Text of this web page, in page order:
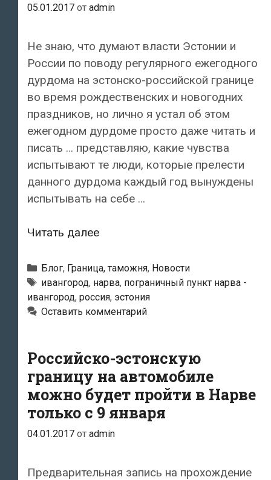
05.01.2017 от admin
Не знаю, что думают власти Эстонии и
России по поводу регулярного ежегодного
дурдома на эстонско-российской границе
во время рождественских и новогодних
праздников, но лично я устал об этом
ежегодном дурдоме просто даже читать и
писать … представляю, какие чувства
испытывают те люди, которые прелести
данного дурдома каждый год вынуждены
испытывать на себе …
Читать далееНа
пунктах
Эстонии
на
границе
практически
без
перемен:
заторы,
заторы,
…..
Рубрики
Блог, Граница, таможня, Новости
Метки
ивангород, нарва, пограничный пункт нарва -
ивангород, россия, эстония
Оставить комментарий
Российско-эстонскую
границу на автомобиле
можно будет пройти в Нарве
только с 9 января
04.01.2017 от admin
Предварительная запись на прохождение